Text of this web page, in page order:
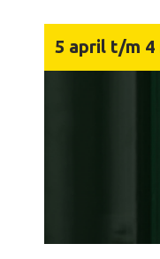
5 april t/m 4